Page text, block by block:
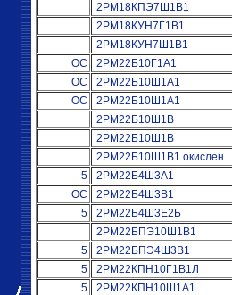
2РМ18КПЭ7Ш1В1
2РМ18КУН7Г1В1
2РМ18КУН7Ш1В1
ОС
2РМ22Б10Г1А1
ОС
2РМ22Б10Ш1А1
ОС
2РМ22Б10Ш1А1
2РМ22Б10Ш1В
2РМ22Б10Ш1В
2РМ22Б10Ш1В1 окислен.
5
2РМ22Б4Ш3А1
ОС
2РМ22Б4Ш3В1
5
2РМ22Б4Ш3Е2Б
2РМ22БПЭ10Ш1В1
5
2РМ22БПЭ4Ш3В1
5
2РМ22КПН10Г1В1Л
5
2РМ22КПН10Ш1А1